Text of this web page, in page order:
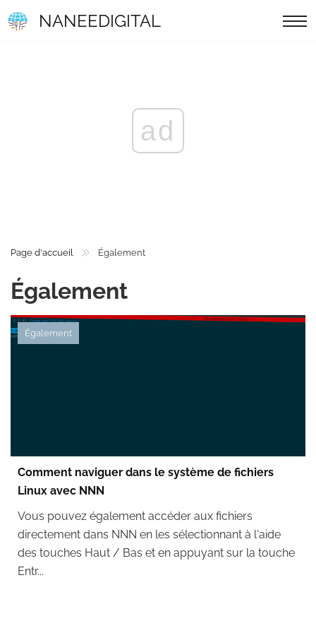
NANEEDIGITAL
ad
Page d'accueil Également
Également
Également
Comment naviguer dans le système de fichiers
Linux avec NNN
Vous pouvez également accéder aux fichiers
directement dans NNN en les sélectionnant à l'aide
des touches Haut / Bas et en appuyant sur la touche
Entr...